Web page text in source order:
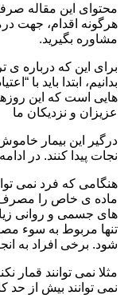
محتوای این مقاله
هرگونه اقدام، جهت
مشاوره بگیرید.
برای این که درباره ی
بدانیم، ابتدا باید با
هایی است که این
عزیزان و نزدیکان ما
درگیر این بیمار
نجات پیدا کنند. در
هنگامی که فرد نمی
ماده ی خاص را مصرف
های جسمی و روانی
تنها مربوط به سوء
شود. برخی افراد به
مثلا نمی توانند قمار
نمی توانند بیش از حد